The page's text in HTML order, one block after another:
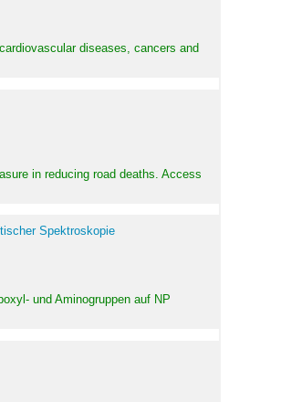
diseases, cancers and
in reducing road deaths. Access
Spektroskopie
und Aminogruppen auf NP